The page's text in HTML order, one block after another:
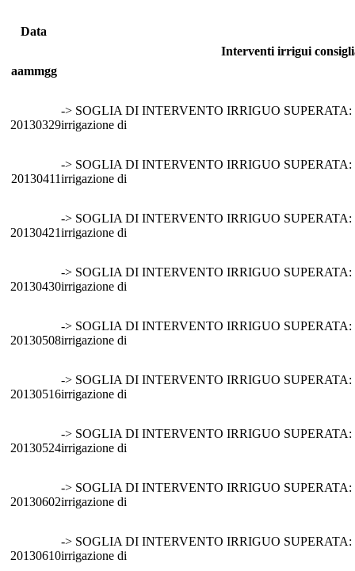
Data
Interventi irrigui
aammgg
20130329
-> SOGLIA DI INTERVENTO IRRIGUO SUPERATA:
irrigazione di
20130411
-> SOGLIA DI INTERVENTO IRRIGUO SUPERATA:
irrigazione di
20130421
-> SOGLIA DI INTERVENTO IRRIGUO SUPERATA:
irrigazione di
20130430
-> SOGLIA DI INTERVENTO IRRIGUO SUPERATA:
irrigazione di
20130508
-> SOGLIA DI INTERVENTO IRRIGUO SUPERATA:
irrigazione di
20130516
-> SOGLIA DI INTERVENTO IRRIGUO SUPERATA:
irrigazione di
20130524
-> SOGLIA DI INTERVENTO IRRIGUO SUPERATA:
irrigazione di
20130602
-> SOGLIA DI INTERVENTO IRRIGUO SUPERATA:
irrigazione di
20130610
-> SOGLIA DI INTERVENTO IRRIGUO SUPERATA:
irrigazione di